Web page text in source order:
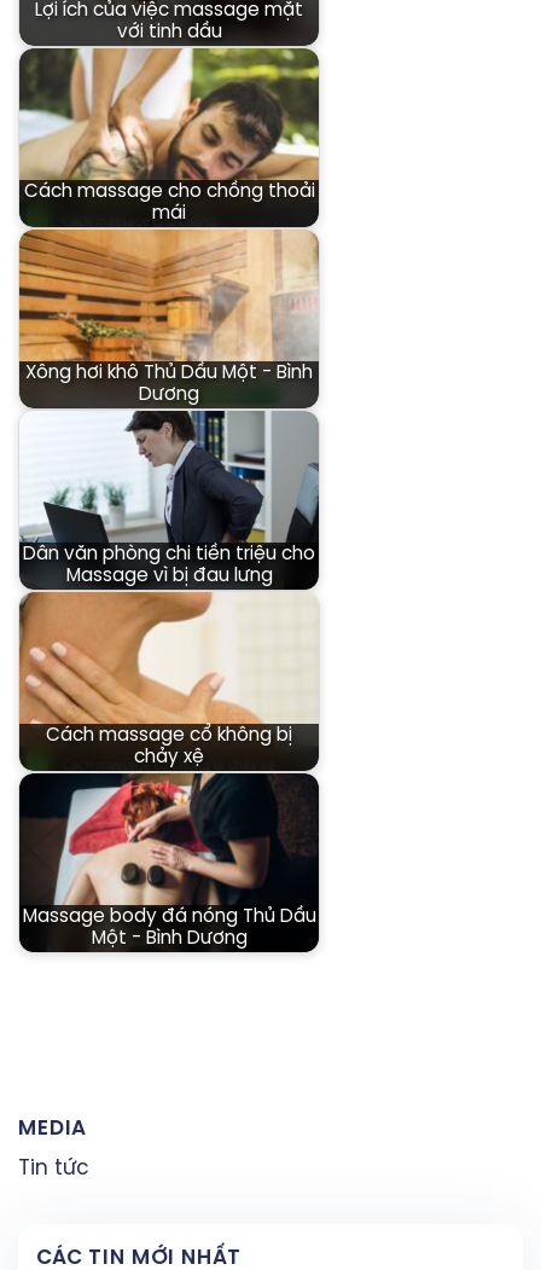
Lợi ích của việc massage mặt
với tinh dầu
Cách massage cho chồng thoải
mái
Xông hơi khô Thủ Dầu Một - Bình
Dương
Dân văn phòng chi tiền triệu cho
Massage vì bị đau lưng
Cách massage cổ không bị
chảy xệ
Massage body đá nóng Thủ Dầu
Một - Bình Dương
MEDIA
Tin tức
CÁC TIN MỚI NHẤT